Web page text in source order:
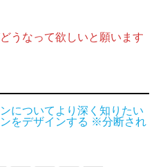
うなって欲しいと願います
についてより深く知りたい
をデザインする ※分断され